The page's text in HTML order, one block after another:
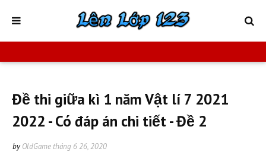
Đề thi giữa kì 1 năm Vật lí 7 2021
2022 - Có đáp án chi tiết - Đề 2
by OldGame tháng 6 26, 2020